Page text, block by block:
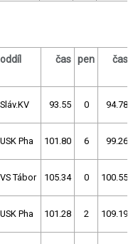
oddíl čas pen čas
Sláv.KV 93.55 0 94.78
USK Pha 101.80 6 99.26
VS Tábor 105.34 0 100.55
USK Pha 101.28 2 109.19